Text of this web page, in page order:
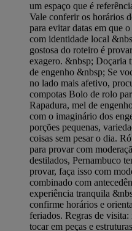
um espaço que é
Vale conferir os horários
para evitar datas em que
com identidade local
gostosa do roteiro é
exagero. &nbsp; Doçaria
de engenho &nbsp; Se
no lado mais afetivo,
compotas Bolo de rolo
Rapadura, mel de
com o imaginário dos
porções pequenas,
coisas sem pesar o dia.
para provar com
destilados, Pernambuco
provar, faça isso com
combinado com
experiência tranquila
confirme horários e
feriados. Regras de visita:
tocar em peças e